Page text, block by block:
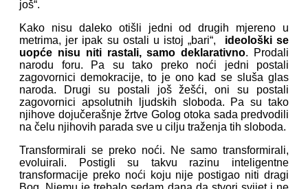
još“.
Kako nisu daleko otišli jedni od drugih mjereno u
metrima, jer ipak su ostali u istoj „bari“,
ideološki se
uopće nisu niti rastali, samo deklarativno. Prodali
narodu foru. Pa su tako preko noći jedni postali
zagovornici demokracije, to je ono kad se sluša glas
naroda. Drugi su postali još žešći, oni su postali
zagovornici apsolutnih ljudskih sloboda. Pa su tako
njihove dojučerašnje žrtve Golog otoka sada predvodili
na čelu njihovih parada sve u cilju traženja tih sloboda.
Transformirali se preko noći. Ne samo transformirali,
evoluirali. Postigli su takvu razinu inteligentne
transformacije preko noći koju nije postigao niti dragi